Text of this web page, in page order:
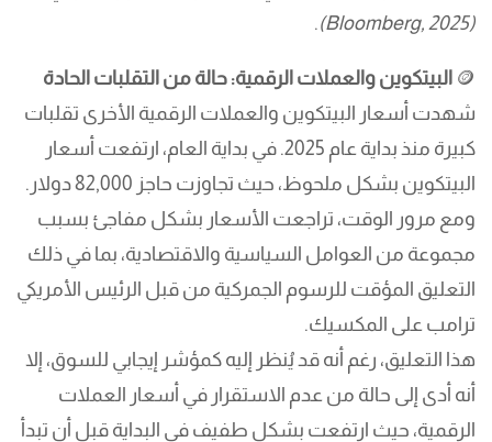
(Bloomberg, 2025)
.
🪙 البيتكوين والعملات الرقمية: حالة من التقلبات الحادة
شهدت أسعار البيتكوين والعملات الرقمية الأخرى تقلبات
كبيرة منذ بداية عام 2025. في بداية العام، ارتفعت أسعار
البيتكوين بشكل ملحوظ، حيث تجاوزت حاجز 82,000 دولار.
ومع مرور الوقت، تراجعت الأسعار بشكل مفاجئ بسبب
مجموعة من العوامل السياسية والاقتصادية، بما في ذلك
التعليق المؤقت للرسوم الجمركية من قبل الرئيس الأمريكي
ترامب على المكسيك.
هذا التعليق، رغم أنه قد يُنظر إليه كمؤشر إيجابي للسوق، إلا
أنه أدى إلى حالة من عدم الاستقرار في أسعار العملات
الرقمية، حيث ارتفعت بشكل طفيف في البداية قبل أن تبدأ